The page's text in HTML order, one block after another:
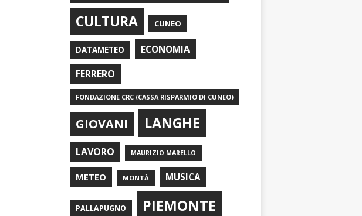
CULTURA CUNEO
DATAMETEO ECONOMIA
FERRERO
FONDAZIONE CRC (CASSA RISPARMIO DI CUNEO)
GIOVANI LANGHE
LAVORO MAURIZIO MARELLO
METEO MONTÀ MUSICA
PALLAPUGNO PIEMONTE